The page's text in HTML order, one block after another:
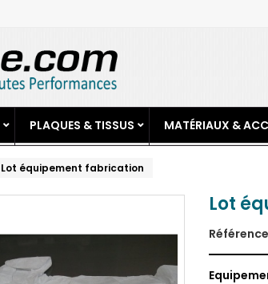
PLAQUES & TISSUS MATÉRIAUX &
Lot équipement fabrication
Lot
Référence